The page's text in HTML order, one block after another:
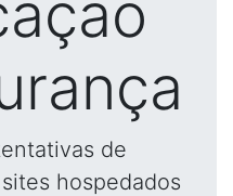
de
hospedados